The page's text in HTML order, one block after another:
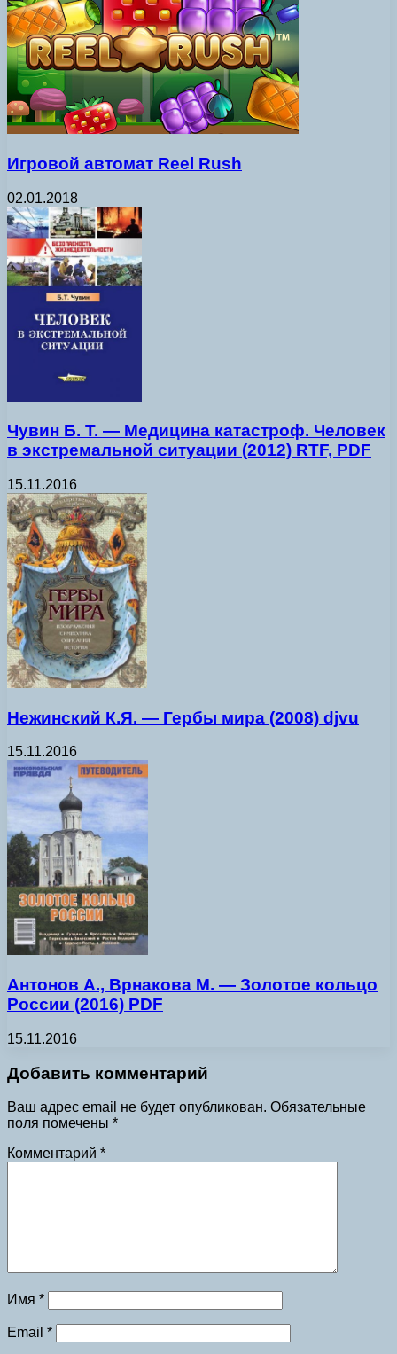
Игровой автомат Reel Rush
02.01.2018
Чувин Б. Т. — Медицина катастроф. Человек
в экстремальной ситуации (2012) RTF, PDF
15.11.2016
Нежинский К.Я. — Гербы мира (2008) djvu
15.11.2016
Антонов А., Врнакова М. — Золотое кольцо
России (2016) PDF
15.11.2016
Добавить комментарий
Ваш адрес email не будет опубликован. Обязательные
поля помечены *
Комментарий *
Имя *
Email *